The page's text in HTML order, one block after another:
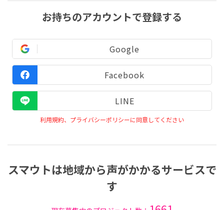
お持ちのアカウントで登録する
Google
Facebook
LINE
利用規約、プライバシーポリシーに同意してください
スマウトは地域から声がかかるサービスで
す